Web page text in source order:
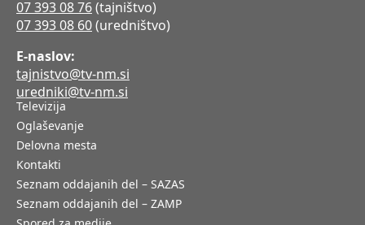
07 393 08 76(tajništvo)
07 393 08 60(uredništvo)
E-naslov:
tajnistvo@tv-nm.si
uredniki@tv-nm.si
Televizija
Oglaševanje
Delovna mesta
Kontakti
Seznam oddajanih del – SAZAS
Seznam oddajanih del – ZAMP